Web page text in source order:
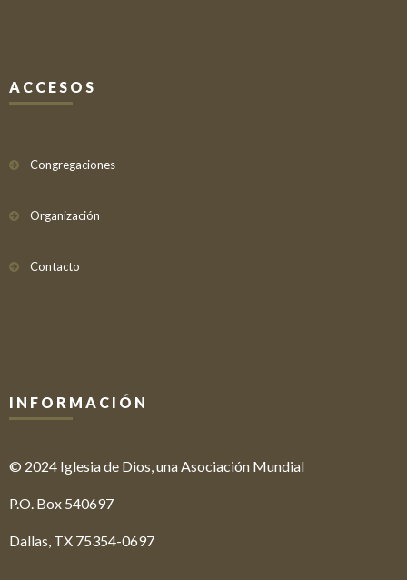
ACCESOS
Congregaciones
Organización
Contacto
INFORMACIÓN
© 2024 Iglesia de Dios, una Asociación Mundial
P.O. Box 540697
Dallas, TX 75354-0697